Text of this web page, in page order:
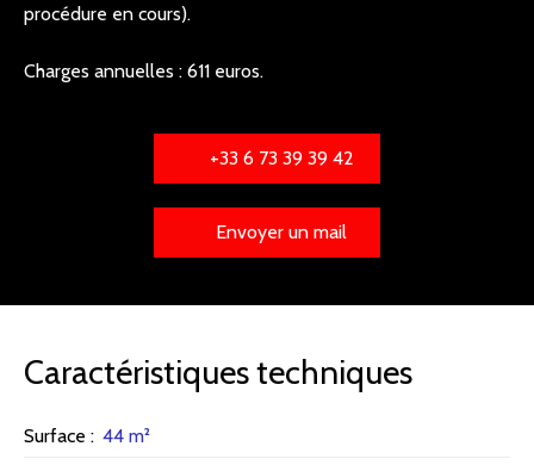
procédure en cours).
Charges annuelles : 611 euros.
+33 6 73 39 39 42
Envoyer un mail
Caractéristiques techniques
Surface : 44 m²